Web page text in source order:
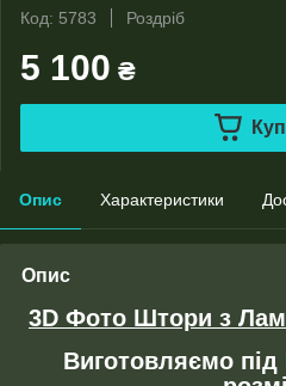
Код: 5783
Роздріб
5 100 ₴
Опис Характеристики
Опис
3D Фото Штори з
Виготовляємо під